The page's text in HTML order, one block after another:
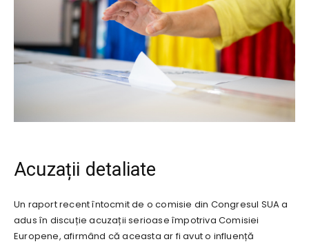
Acuzații detaliate
Un raport recent întocmit de o comisie din Congresul SUA a
adus în discuție acuzații serioase împotriva Comisiei
Europene, afirmând că aceasta ar fi avut o influență